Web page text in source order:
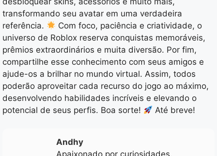
transformando seu avatar em uma verdadeira
referência.
Com foco, paciência e criatividade, o
universo de Roblox reserva conquistas memoráveis,
prêmios extraordinários e muita diversão. Por fim,
compartilhe esse conhecimento com seus amigos e
ajude-os a brilhar no mundo virtual. Assim, todos
poderão aproveitar cada recurso do jogo ao máximo,
desenvolvendo habilidades incríveis e elevando o
potencial de seus perfis. Boa sorte!
Até breve!
Andhy